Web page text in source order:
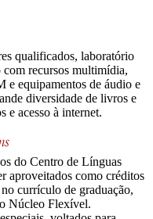
qualificados, laboratório
com recursos multimídia,
e equipamentos de áudio e
diversidade de livros e
e acesso à internet.
do Centro de Línguas
aproveitados como créditos
currículo de graduação,
Núcleo Flexível.